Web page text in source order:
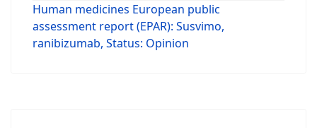
Human medicines European public
assessment report (EPAR): Susvimo,
ranibizumab, Status: Opinion